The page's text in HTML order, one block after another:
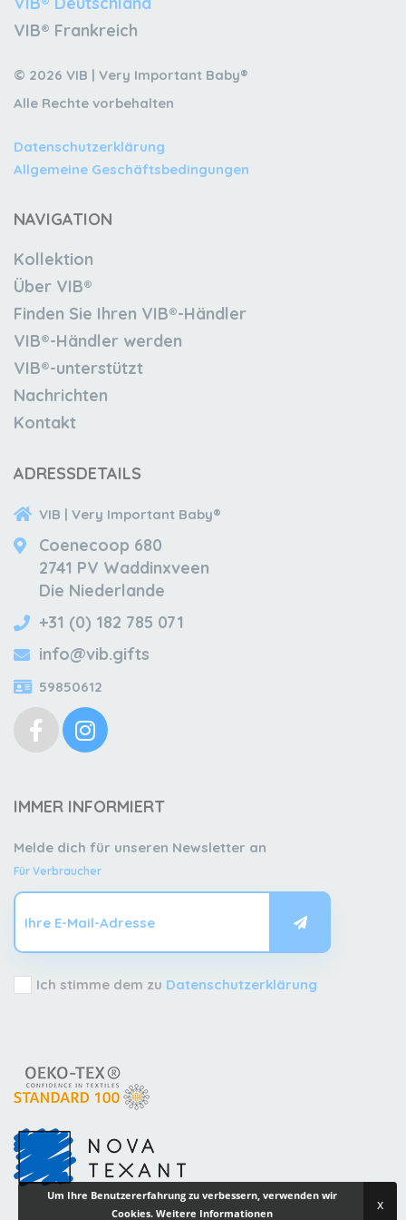
Um Ihre Benutzererfahrung zu verbessern, verwenden wir
Cookies. Weitere Informationen
x
VIB® Frankreich
© 2026 VIB | Very Important Baby®
Alle Rechte vorbehalten
Datenschutzerklärung
Allgemeine Geschäftsbedingungen
NAVIGATION
Kollektion
Über VIB®
Finden Sie Ihren VIB®-Händler
VIB®-Händler werden
VIB®-unterstützt
Nachrichten
Kontakt
ADRESSDETAILS
VIB | Very Important Baby®
Coenecoop 680
2741 PV Waddinxveen
Die Niederlande
+31 (0) 182 785 071
info@vib.gifts
59850612
IMMER INFORMIERT
Melde dich für unseren Newsletter an
Für Verbraucher
Ich stimme dem zu Datenschutzerklärung